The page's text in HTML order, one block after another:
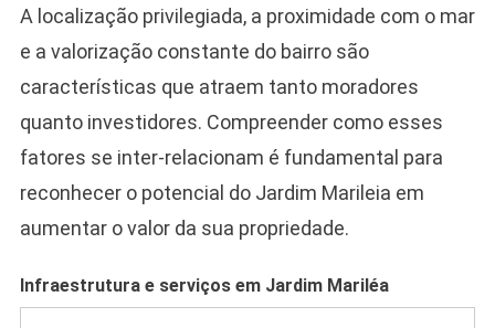
A localização privilegiada, a proximidade com o mar
e a valorização constante do bairro são
características que atraem tanto moradores
quanto investidores. Compreender como esses
fatores se inter-relacionam é fundamental para
reconhecer o potencial do Jardim Marileia em
aumentar o valor da sua propriedade.
Infraestrutura e serviços em Jardim Mariléa